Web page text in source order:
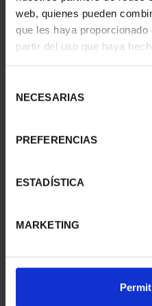
web, quienes pueden
que les haya
partir del uso que haya
NECESARIAS
PREFERENCIAS
ESTADÍSTICA
MARKETING
ANIMALES PELIGRO
EXTINCIÓN - 2ª
ENTREGA